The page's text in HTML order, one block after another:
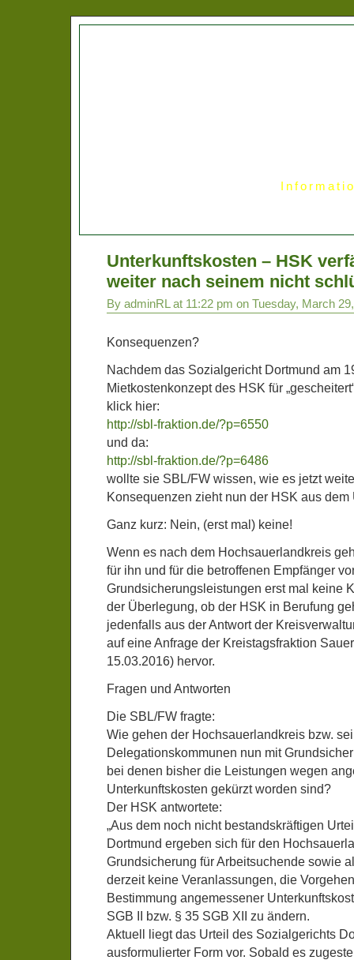
Unterkunftskosten – HSK
weiter nach seinem nicht
By adminRL at 11:22 pm on Tuesday, March
Konsequenzen?
Nachdem das Sozialgericht Dortmund am
Mietkostenkonzept des HSK für
klick hier:
http://sbl-fraktion.de/?p=6550
und da:
http://sbl-fraktion.de/?p=6486
wollte sie SBL/FW wissen, wie es jetzt
Konsequenzen zieht nun der HSK aus dem
Ganz kurz: Nein, (erst mal) keine!
Wenn es nach dem Hochsauerlandkreis
für ihn und für die betroffenen Empfänger
Grundsicherungsleistungen erst mal keine
der Überlegung, ob der HSK in Berufung
jedenfalls aus der Antwort der
auf eine Anfrage der Kreistagsfraktion
15.03.2016) hervor.
Fragen und Antworten
Die SBL/FW fragte:
Wie gehen der Hochsauerlandkreis bzw.
Delegationskommunen nun mit
bei denen bisher die Leistungen wegen
Unterkunftskosten gekürzt worden sind?
Der HSK antwortete:
„Aus dem noch nicht bestandskräftigen
Dortmund ergeben sich für den
Grundsicherung für Arbeitsuchende sowie
derzeit keine Veranlassungen, die
Bestimmung angemessener
SGB II bzw. § 35 SGB XII zu ändern.
Aktuell liegt das Urteil des Sozialgerichts
ausformulierter Form vor. Sobald es